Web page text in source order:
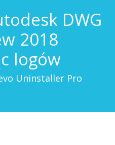
DWG
2018
logów
Uninstaller Pro